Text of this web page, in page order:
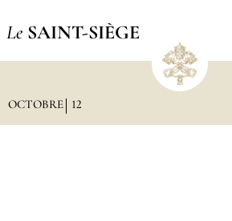
Le SAINT-SIÈGE
OCTOBRE 12